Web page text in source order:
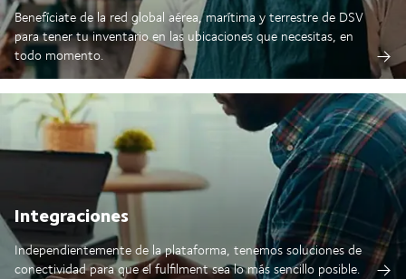
Benefíciate de la red global aérea, marítima y terrestre de DSV
para tener tu inventario en las ubicaciones que necesitas, en
todo momento.
Integraciones
Independientemente de la plataforma, tenemos soluciones de
conectividad para que el fulfilment sea lo más sencillo posible.